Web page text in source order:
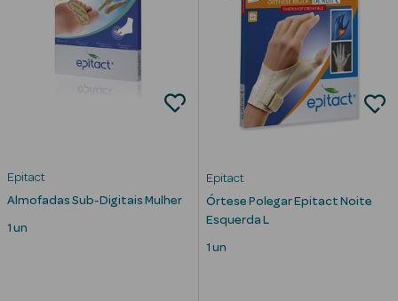
Água Micelar
Solares
Máscaras
Epitact
Almofadas Sub-Digitais Mulher
1 un
Epitact
Órtese Polegar Epitact Noite
Esquerda L
1 un